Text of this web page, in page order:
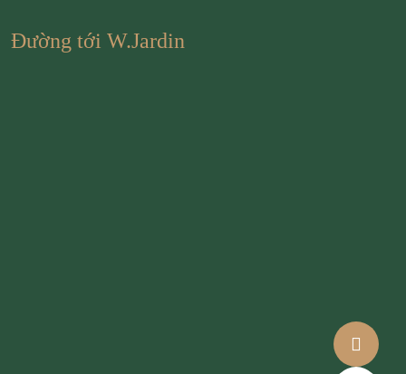
Đường tới W.Jardin